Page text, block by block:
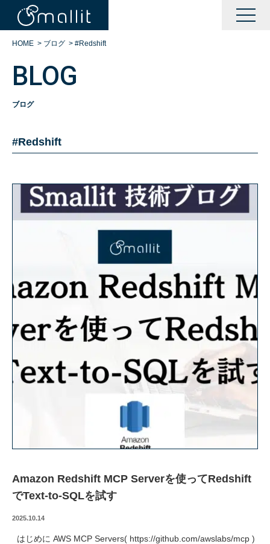
KAIZENサポート
DXサポート
シングルサインオン運営
技術ブログ
HOME > ブログ > #Redshift
BLOG
ブログ
#Redshift
Amazon Redshift MCP Serverを使ってRedshift
でText-to-SQLを試す
2025.10.14
はじめに AWS MCP Servers( https://github.com/awslabs/mcp )